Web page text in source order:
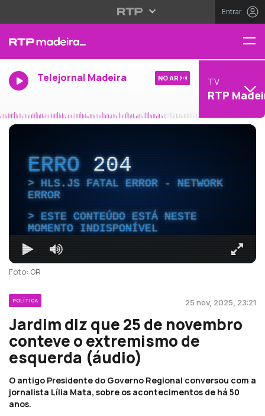
Entrar
Telejornal Madeira NO AR TV
RTP
ERRO204
HLS.JS FATAL ERROR - NETWORK
ERROR
ESTE CONTEÚDO ESTÁ NESTE
MOMENTO INDISPONÍVEL
Foto: GR
POLÍTICA 25 nov, 2025, 23:21
Jardim diz que 25 de novembro
conteve o extremismo de
esquerda (áudio)
O antigo Presidente do Governo Regional conversou com a
jornalista Lília Mata, sobre os acontecimentos de há 50
anos.